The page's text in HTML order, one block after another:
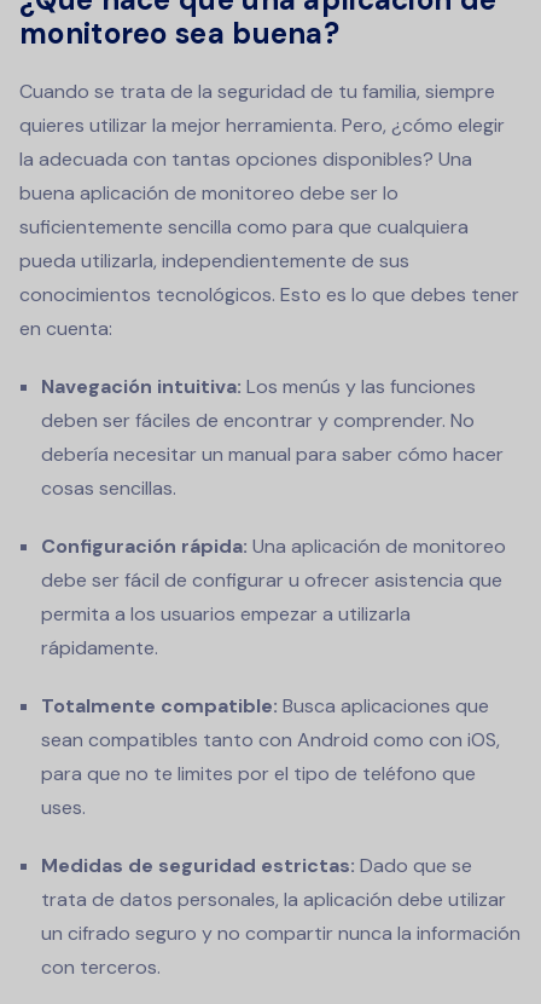
monitoreo sea buena?
Cuando se trata de la seguridad de tu familia, siempre
quieres utilizar la mejor herramienta. Pero, ¿cómo elegir
la adecuada con tantas opciones disponibles? Una
buena aplicación de monitoreo debe ser lo
suficientemente sencilla como para que cualquiera
pueda utilizarla, independientemente de sus
conocimientos tecnológicos. Esto es lo que debes tener
en cuenta:
Navegación intuitiva: Los menús y las funciones
deben ser fáciles de encontrar y comprender. No
debería necesitar un manual para saber cómo hacer
cosas sencillas.
Configuración rápida: Una aplicación de monitoreo
debe ser fácil de configurar u ofrecer asistencia que
permita a los usuarios empezar a utilizarla
rápidamente.
Totalmente compatible: Busca aplicaciones que
sean compatibles tanto con Android como con iOS,
para que no te limites por el tipo de teléfono que
uses.
Medidas de seguridad estrictas: Dado que se
trata de datos personales, la aplicación debe utilizar
un cifrado seguro y no compartir nunca la información
con terceros.